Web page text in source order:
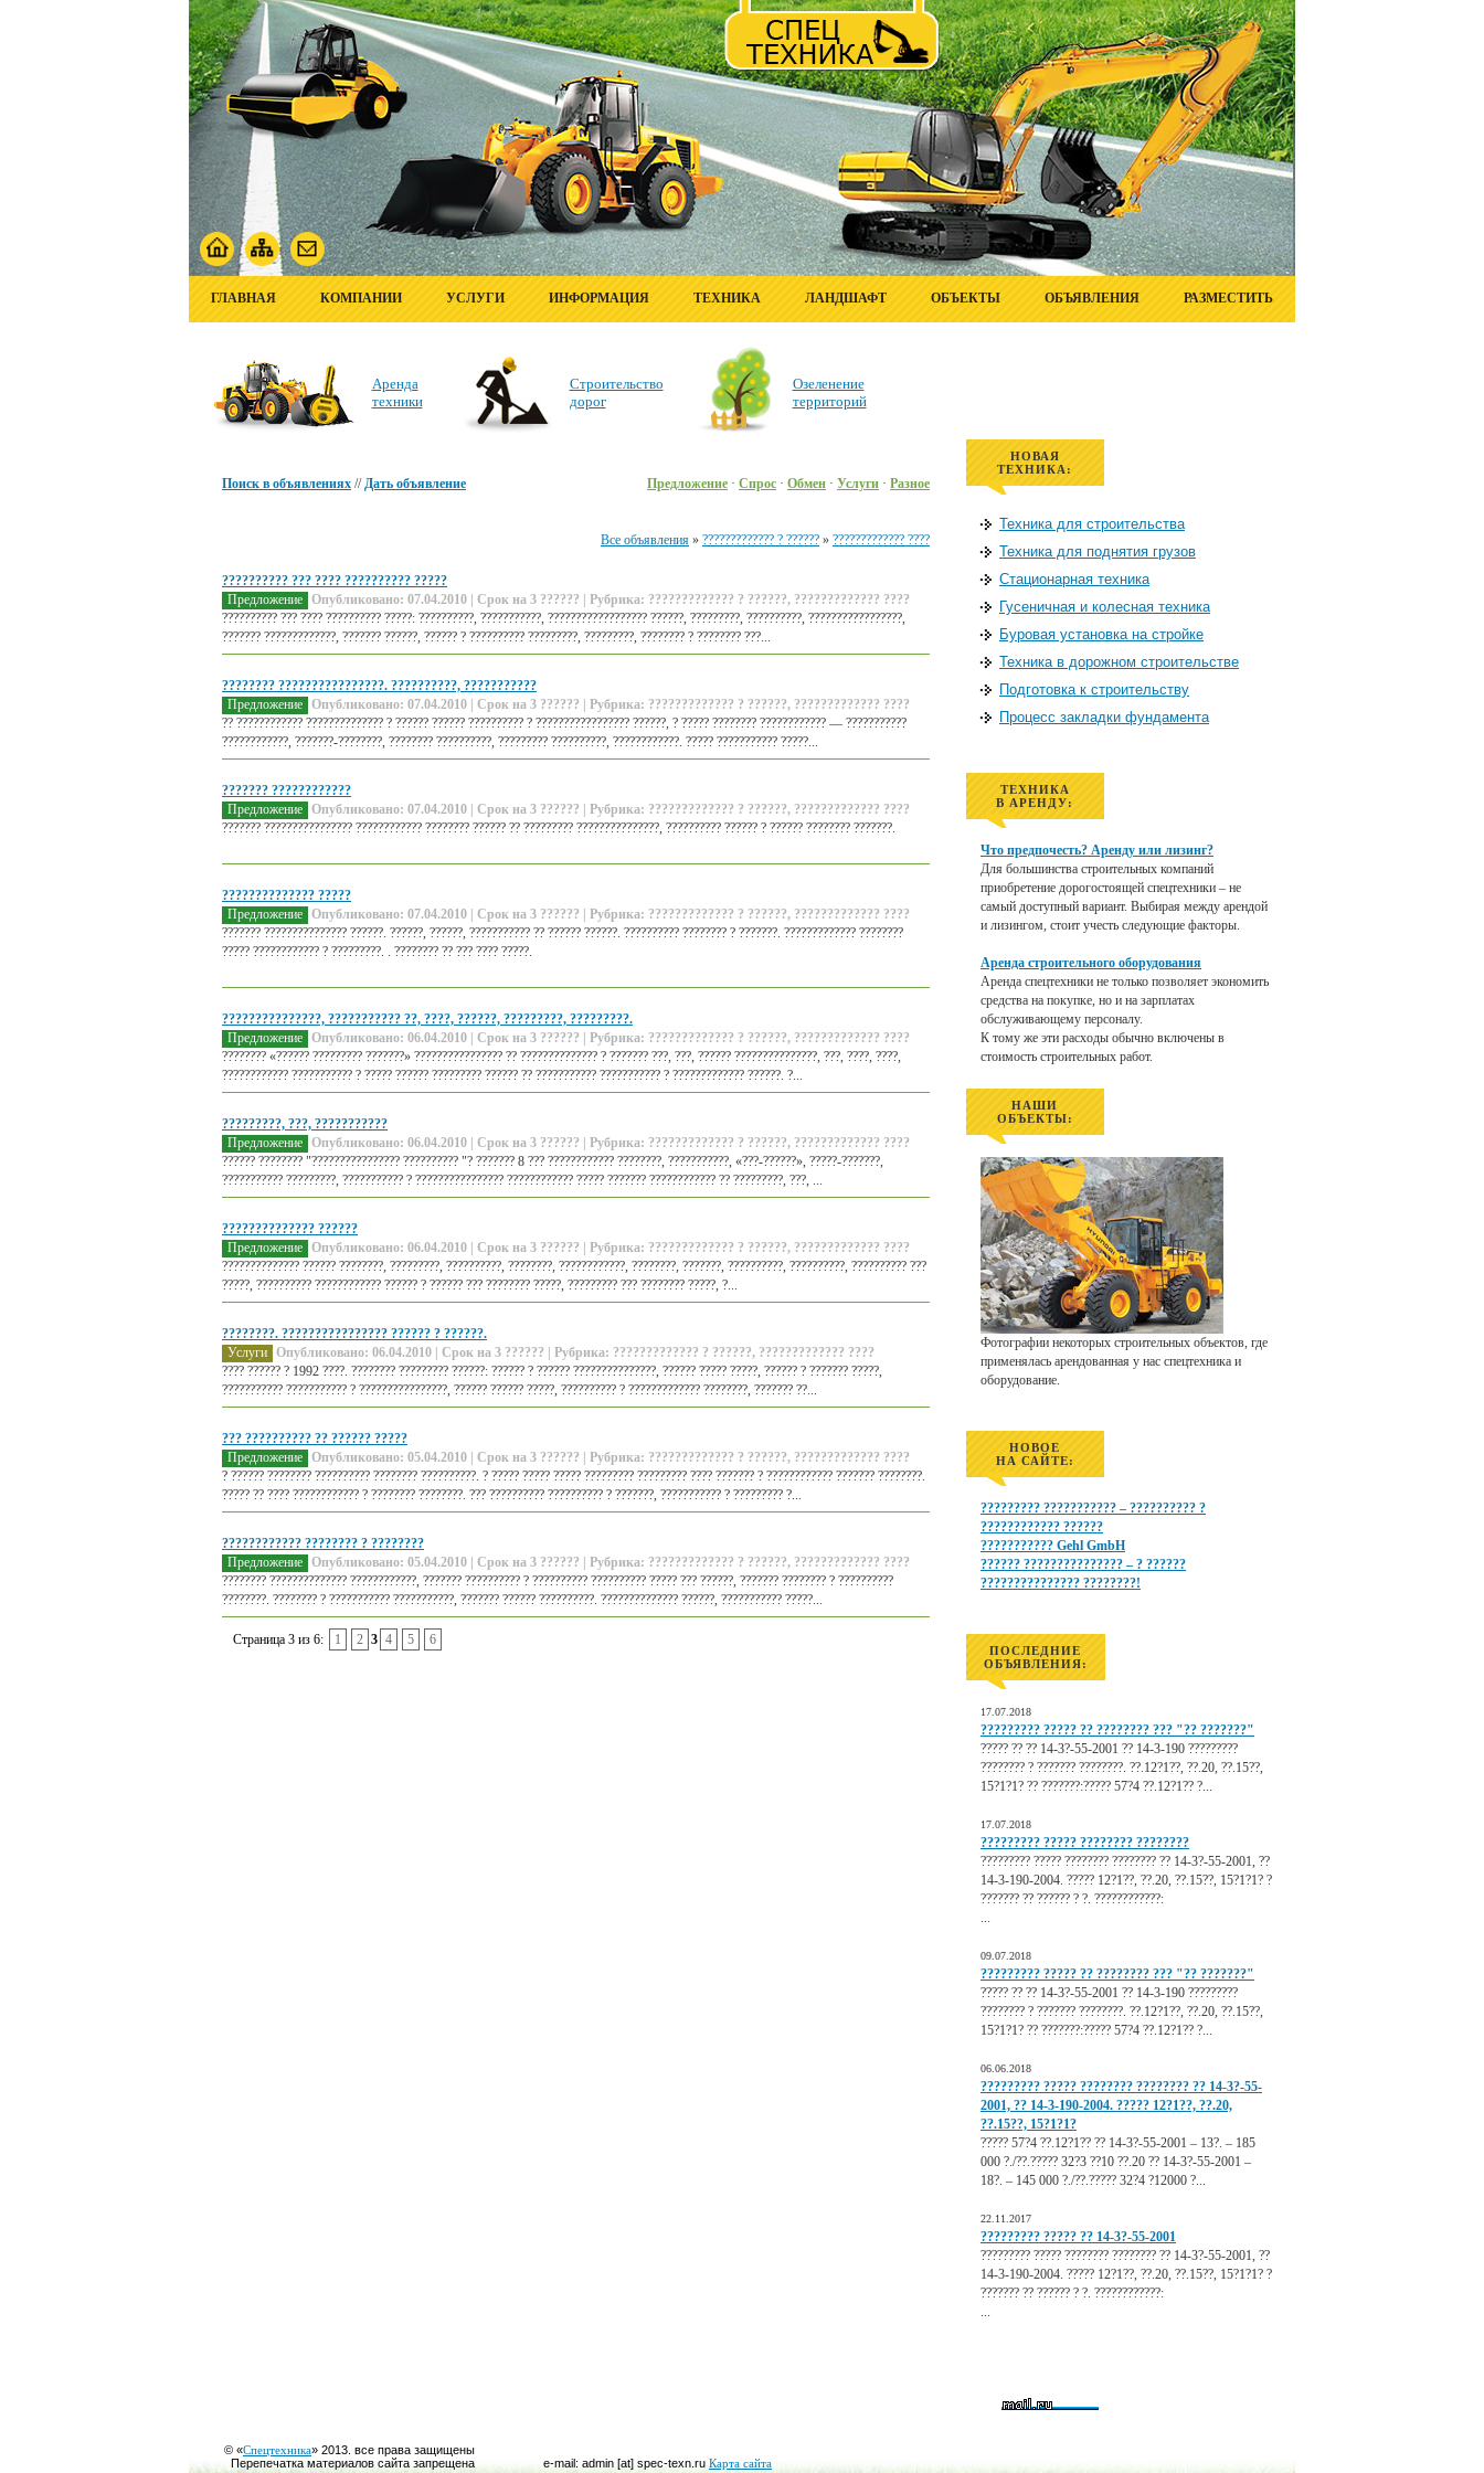
ГЛАВНАЯ КОМПАНИИ УСЛУГИ ИНФОРМАЦИЯ ТЕХНИКА ЛАНДШАФТ ОБЪЕКТЫ ОБЪЯВЛЕНИЯ РАЗМЕСТИТЬ
Аренда
техники
Строительство
дорог
Озеленение
территорий
Поиск в объявлениях //Дать объявление Предложение · Спрос · Обмен · Услуги · Разное
Все объявления » ????????????? ? ?????? » ????????????? ????
?????????? ??? ???? ?????????? ?????
Предложение Опубликовано: 07.04.2010 | Срок на 3 ?????? | Рубрика: ????????????? ? ??????, ????????????? ????
?????????? ??? ???? ?????????? ?????: ??????????, ???????????, ?????????????????? ??????, ?????????, ??????????, ?????????????????,
??????? ?????????????, ??????? ??????, ?????? ? ?????????? ?????????, ?????????, ???????? ? ???????? ???...
???????? ????????????????. ??????????, ???????????
Предложение Опубликовано: 07.04.2010 | Срок на 3 ?????? | Рубрика: ????????????? ? ??????, ????????????? ????
?? ???????????? ?????????????? ? ?????? ?????? ?????????? ? ????????????????? ??????, ? ????? ???????? ???????????? — ???????????
????????????, ???????-????????, ???????? ??????????, ????????? ??????????, ????????????. ????? ??????????? ?????...
??????? ????????????
Предложение Опубликовано: 07.04.2010 | Срок на 3 ?????? | Рубрика: ????????????? ? ??????, ????????????? ????
??????? ???????????????? ???????????? ???????? ?????? ?? ????????? ???????????????, ?????????? ?????? ? ?????? ???????? ???????.
?????????????? ?????
Предложение Опубликовано: 07.04.2010 | Срок на 3 ?????? | Рубрика: ????????????? ? ??????, ????????????? ????
??????? ??????????????? ??????. ??????, ??????, ??????????? ?? ?????? ??????. ?????????? ???????? ? ???????. ????????????? ????????
????? ???????????? ? ?????????. . ???????? ?? ??? ???? ?????.
???????????????, ??????????? ??, ????, ??????, ?????????, ?????????.
Предложение Опубликовано: 06.04.2010 | Срок на 3 ?????? | Рубрика: ????????????? ? ??????, ????????????? ????
???????? «?????? ????????? ???????» ???????????????? ?? ?????????????? ? ??????? ???, ???, ?????? ???????????????, ???, ????, ????,
???????????? ??????????? ? ????? ?????? ????????? ?????? ?? ??????????? ??????????? ? ????????????? ??????. ?...
?????????, ???, ???????????
Предложение Опубликовано: 06.04.2010 | Срок на 3 ?????? | Рубрика: ????????????? ? ??????, ????????????? ????
?????? ???????? "???????????????? ?????????? "? ??????? 8 ??? ???????????? ????????, ???????????, «???-??????», ?????-???????,
??????????? ?????????, ??????????? ? ???????????????? ???????????? ????? ??????? ???????????? ?? ?????????, ???, ...
?????????????? ??????
Предложение Опубликовано: 06.04.2010 | Срок на 3 ?????? | Рубрика: ????????????? ? ??????, ????????????? ????
?????????????? ?????? ????????, ?????????, ??????????, ????????, ????????????, ????????, ???????, ??????????, ??????????, ?????????? ???
?????, ?????????? ???????????? ?????? ? ?????? ??? ???????? ?????, ????????? ??? ???????? ?????, ?...
????????. ???????????????? ?????? ? ??????.
Услуги Опубликовано: 06.04.2010 | Срок на 3 ?????? | Рубрика: ????????????? ? ??????, ????????????? ????
???? ?????? ? 1992 ????. ???????? ????????? ??????: ?????? ? ?????? ???????????????, ?????? ????? ?????, ?????? ? ??????? ?????,
??????????? ??????????? ? ????????????????, ?????? ?????? ?????, ?????????? ? ????????????? ????????, ??????? ??...
??? ?????????? ?? ?????? ?????
Предложение Опубликовано: 05.04.2010 | Срок на 3 ?????? | Рубрика: ????????????? ? ??????, ????????????? ????
? ?????? ???????? ?????????? ???????? ??????????. ? ????? ????? ????? ????????? ????????? ???? ??????? ? ???????????? ??????? ????????.
????? ?? ???? ???????????? ? ???????? ????????. ??? ?????????? ?????????? ? ???????, ??????????? ? ????????? ?...
???????????? ???????? ? ????????
Предложение Опубликовано: 05.04.2010 | Срок на 3 ?????? | Рубрика: ????????????? ? ??????, ????????????? ????
???????? ?????????????? ????????????, ??????? ?????????? ? ?????????? ?????????? ????? ??? ??????, ??????? ???????? ? ??????????
????????. ???????? ? ??????????? ???????????, ??????? ?????? ??????????. ?????????????? ??????, ??????????? ?????...
Страница 3 из 6: 1 2 3 4 5 6
НОВАЯ
ТЕХНИКА:
Техника для строительства
Техника для поднятия грузов
Стационарная техника
Гусеничная и колесная техника
Буровая установка на стройке
Техника в дорожном строительстве
Подготовка к строительству
Процесс закладки фундамента
ТЕХНИКА
В АРЕНДУ:
Что предпочесть? Аренду или лизинг?
Для большинства строительных компаний
приобретение дорогостоящей спецтехники – не
самый доступный вариант. Выбирая между арендой
и лизингом, стоит учесть следующие факторы.
Аренда строительного оборудования
Аренда спецтехники не только позволяет экономить
средства на покупке, но и на зарплатах
обслуживающему персоналу.
К тому же эти расходы обычно включены в
стоимость строительных работ.
НАШИ
ОБЪЕКТЫ:
Фотографии некоторых строительных объектов, где
применялась арендованная у нас спецтехника и
оборудование.
НОВОЕ
НА САЙТЕ:
????????? ??????????? – ?????????? ?
???????????? ??????
??????????? Gehl GmbH
?????? ??????????????? – ? ??????
??????????????? ????????!
ПОСЛЕДНИЕ
ОБЪЯВЛЕНИЯ:
17.07.2018
????????? ????? ?? ???????? ??? "?? ???????"
????? ?? ?? 14-3?-55-2001 ?? 14-3-190 ?????????
???????? ? ??????? ????????. ??.12?1??, ??.20, ??.15??,
15?1?1? ?? ???????:????? 57?4 ??.12?1?? ?...
17.07.2018
????????? ????? ???????? ????????
????????? ????? ???????? ???????? ?? 14-3?-55-2001, ??
14-3-190-2004. ????? 12?1??, ??.20, ??.15??, 15?1?1? ?
??????? ?? ?????? ? ?. ????????????:
...
09.07.2018
????????? ????? ?? ???????? ??? "?? ???????"
????? ?? ?? 14-3?-55-2001 ?? 14-3-190 ?????????
???????? ? ??????? ????????. ??.12?1??, ??.20, ??.15??,
15?1?1? ?? ???????:????? 57?4 ??.12?1?? ?...
06.06.2018
????????? ????? ???????? ???????? ?? 14-3?-55-
2001, ?? 14-3-190-2004. ????? 12?1??, ??.20,
??.15??, 15?1?1?
????? 57?4 ??.12?1?? ?? 14-3?-55-2001 – 13?. – 185
000 ?./??.????? 32?3 ??10 ??.20 ?? 14-3?-55-2001 –
18?. – 145 000 ?./??.????? 32?4 ?12000 ?...
22.11.2017
????????? ????? ?? 14-3?-55-2001
????????? ????? ???????? ???????? ?? 14-3?-55-2001, ??
14-3-190-2004. ????? 12?1??, ??.20, ??.15??, 15?1?1? ?
??????? ?? ?????? ? ?. ????????????:
...
© «Спецтехника» 2013. все права защищены
Перепечатка материалов сайта запрещена
e-mail: admin [at] spec-texn.ru Карта сайта